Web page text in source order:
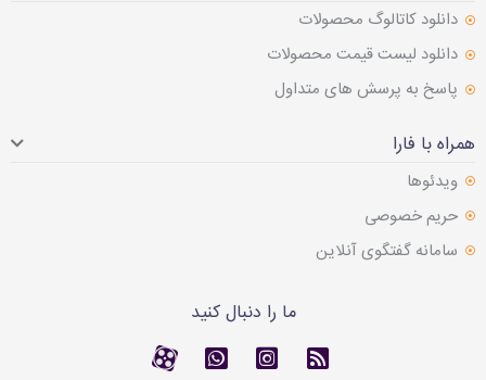
دانلود کاتالوگ محصولات
دانلود لیست قیمت محصولات
پاسخ به پرسش های متداول
همراه با فارا
ویدئوها
حریم خصوصی
سامانه گفتگوی آنلاین
ما را دنبال کنید
RSS کانال آپارات
تماس با واتس اپ
کانال آپارات